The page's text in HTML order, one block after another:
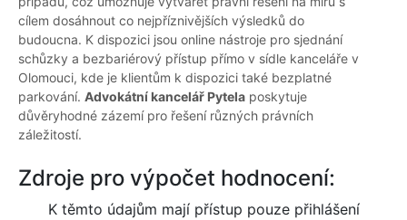
cílem dosáhnout co nejpříznivějších výsledků do
budoucna. K dispozici jsou online nástroje pro sjednání
schůzky a bezbariérový přístup přímo v sídle kanceláře v
Olomouci, kde je klientům k dispozici také bezplatné
parkování. Advokátní kancelář Pytela poskytuje
důvěryhodné zázemí pro řešení různých právních
záležitostí.
Zdroje pro výpočet hodnocení:
K těmto údajům mají přístup pouze přihlášení